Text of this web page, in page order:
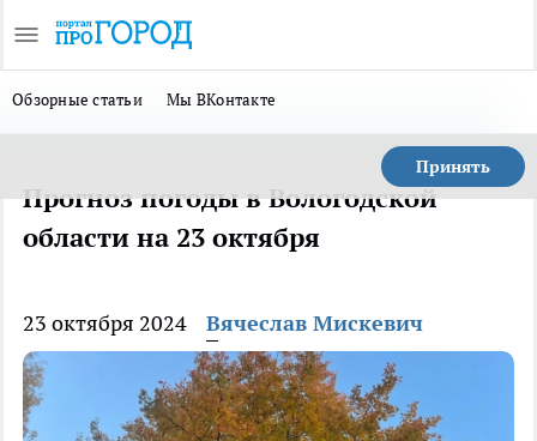
Обзорные статьи Мы ВКонтакте
Принять
Прогноз погоды в Вологодской
области на 23 октября
23 октября 2024 Вячеслав Мискевич